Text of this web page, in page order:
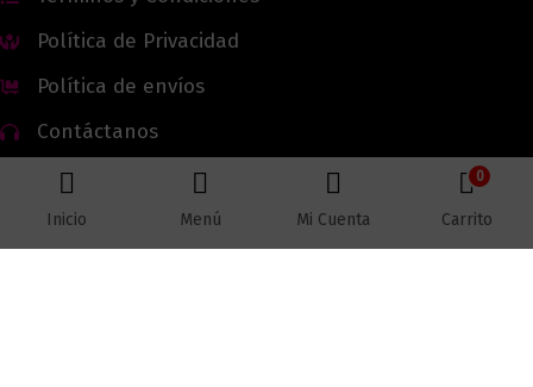
Política de Privacidad
Política de envíos
Contáctanos
Todos los derechos reservados © 2026 Lectores.co |
Inicio Menú Mi Cuenta
0
Carrito